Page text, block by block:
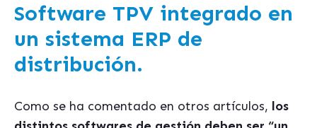
Software TPV integrado en
un sistema ERP de
distribución.
Como se ha comentado en otros artículos, los